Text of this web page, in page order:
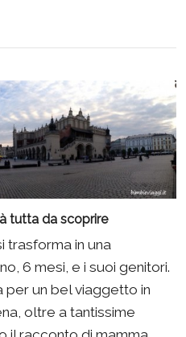
tutta da scoprire
trasforma in una
6 mesi, e i suoi genitori.
per un bel viaggetto in
oltre a tantissime